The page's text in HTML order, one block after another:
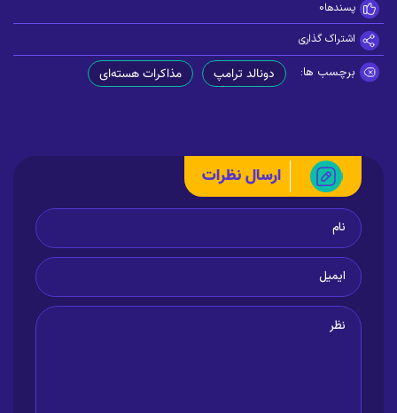
پسندها0
اشتراک گذاری
برچسب ها: دونالد ترامپ مذاکرات هسته‌ای
ارسال نظرات